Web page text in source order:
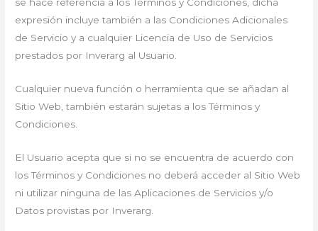
se hace referencia a los Términos y Condiciones, dicha
expresión incluye también a las Condiciones Adicionales
de Servicio y a cualquier Licencia de Uso de Servicios
prestados por Inverarg al Usuario.
Cualquier nueva función o herramienta que se añadan al
Sitio Web, también estarán sujetas a los Términos y
Condiciones.
El Usuario acepta que si no se encuentra de acuerdo con
los Términos y Condiciones no deberá acceder al Sitio Web
ni utilizar ninguna de las Aplicaciones de Servicios y/o
Datos provistas por Inverarg.